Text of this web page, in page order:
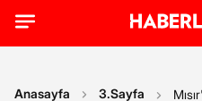
Anasayfa 3.Sayfa